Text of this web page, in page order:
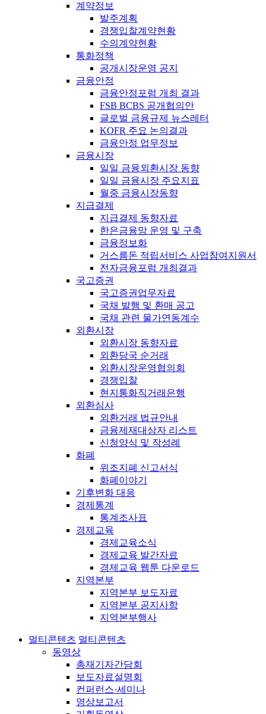
계약정보
발주계획
경쟁입찰계약현황
수의계약현황
통화정책
공개시장운영 공지
금융안정
금융안정포럼 개최 결과
FSB BCBS 공개협의안
글로벌 금융규제 뉴스레터
KOFR 주요 논의결과
금융안정 업무정보
금융시장
일일 금융외환시장 동향
일일 금융시장 주요지표
월중 금융시장동향
지급결제
지급결제 동향자료
한은금융망 운영 및 구축
금융정보화
거스름돈 적립서비스 사업참여지원서
전자금융포럼 개최결과
국고증권
국고증권업무자료
국채 발행 및 환매 공고
국채 관련 물가연동계수
외환시장
외환시장 동향자료
외환당국 순거래
외환시장운영협의회
경쟁입찰
현지통화직거래은행
외환심사
외환거래 법규안내
금융제재대상자 리스트
신청양식 및 작성례
화폐
위조지폐 신고서식
화폐이야기
기후변화 대응
경제통계
통계조사표
경제교육
경제교육소식
경제교육 발간자료
경제교육 웹툰 다운로드
지역본부
지역본부 보도자료
지역본부 공지사항
지역본부행사
멀티콘텐츠 멀티콘텐츠
동영상
총재기자간담회
보도자료설명회
컨퍼런스·세미나
영상보고서